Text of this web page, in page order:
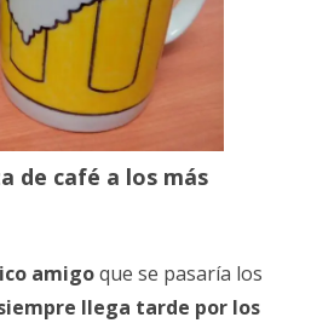
de café a los más
amigoque se pasaría los
llega tarde por los